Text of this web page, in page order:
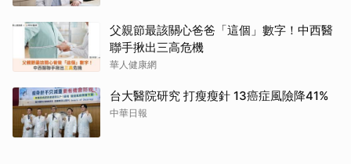
父親節最該關心爸爸「這個」數字！中西醫
聯手揪出三高危機
華人健康網
台大醫院研究 打瘦瘦針 13癌症風險降41%
中華日報